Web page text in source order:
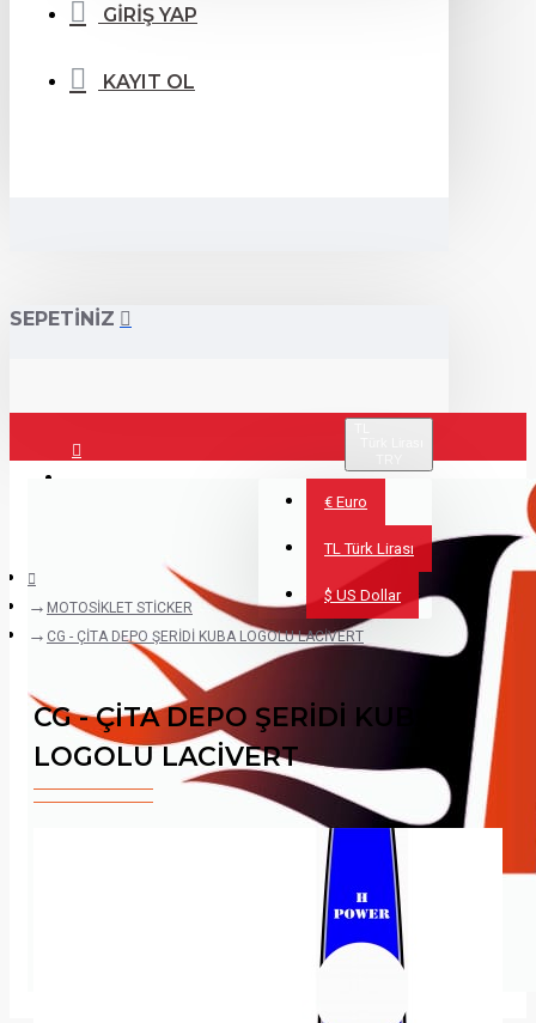
GİRİŞ YAP
KAYIT OL
SEPETİNİZ
€ Euro
TL Türk Lirası
$ US Dollar
MOTOSİKLET STİCKER
CG - ÇİTA DEPO ŞERİDİ KUBA LOGOLU LACİVERT
CG - ÇİTA DEPO ŞERİDİ KUBA
LOGOLU LACİVERT